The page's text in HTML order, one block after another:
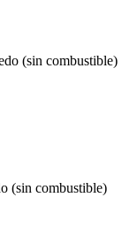
(sin combustible)
(sin combustible)